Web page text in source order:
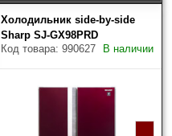
Холодильник side-by-side
Sharp SJ-GX98PRD
Код товара: 990627
В наличии